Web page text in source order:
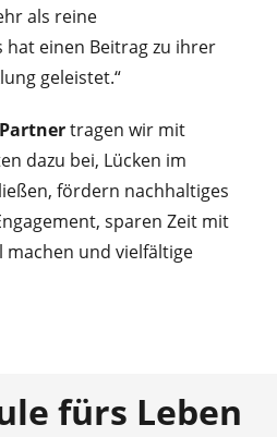
als reine
hat einen Beitrag zu ihrer
geleistet.“
tragen wir mit
dazu bei, Lücken im
fördern nachhaltiges
sparen Zeit mit
machen und vielfältige
fürs Leben